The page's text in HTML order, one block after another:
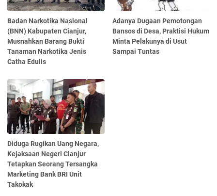
Badan Narkotika Nasional
(BNN) Kabupaten Cianjur,
Musnahkan Barang Bukti
Tanaman Narkotika Jenis
Catha Edulis
Adanya Dugaan Pemotongan
Bansos di Desa, Praktisi Hukum
Minta Pelakunya di Usut
Sampai Tuntas
Diduga Rugikan Uang Negara,
Kejaksaan Negeri Cianjur
Tetapkan Seorang Tersangka
Marketing Bank BRI Unit
Takokak